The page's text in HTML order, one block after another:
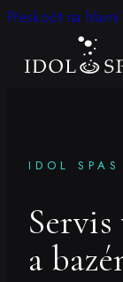
Přeskočit na
IDOL
a